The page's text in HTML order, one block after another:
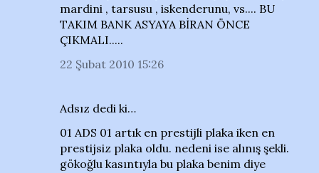
mardini , tarsusu , iskenderunu, vs.... BU
TAKIM BANK ASYAYA BİRAN ÖNCE
ÇIKMALI.....
22 Şubat 2010 15:26
Adsız dedi ki…
01 ADS 01 artık en prestijli plaka iken en
prestijsiz plaka oldu. nedeni ise alınış şekli.
gökoğlu kasıntıyla bu plaka benim diye